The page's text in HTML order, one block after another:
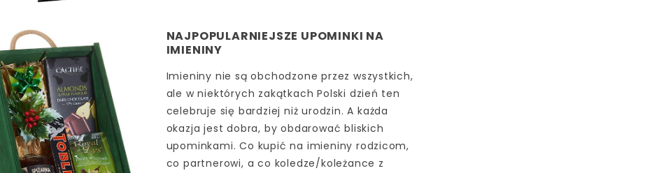
NAJPOPULARNIEJSZE UPOMINKI NA
IMIENINY
Imieniny nie są obchodzone przez wszystkich,
ale w niektórych zakątkach Polski dzień ten
celebruje się bardziej niż urodzin. A każda
okazja jest dobra, by obdarować bliskich
upominkami. Co kupić na imieniny rodzicom,
co partnerowi, a co koledze/koleżance z